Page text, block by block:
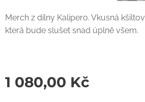
Merch z dílny Kalipero. Vkusná
která bude slušet snad úplně všem.
1 080,00 Kč